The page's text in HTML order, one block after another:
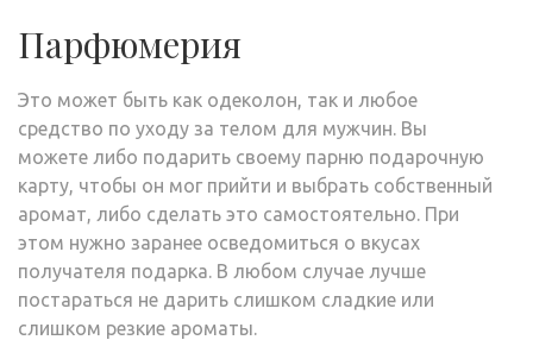
Парфюмерия
Это может быть как одеколон, так и любое
средство по уходу за телом для мужчин. Вы
можете либо подарить своему парню подарочную
карту, чтобы он мог прийти и выбрать собственный
аромат, либо сделать это самостоятельно. При
этом нужно заранее осведомиться о вкусах
получателя подарка. В любом случае лучше
постараться не дарить слишком сладкие или
слишком резкие ароматы.